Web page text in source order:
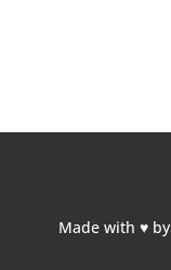
Made with ♥ by